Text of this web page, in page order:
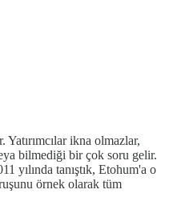
ikna olmazlar,
bilmediği bir çok soru gelir.
yılında tanıştık, Etohum'a o
örnek olarak tüm